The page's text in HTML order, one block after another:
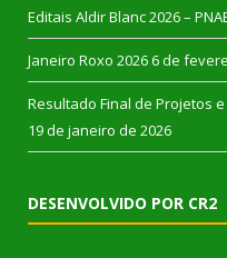
Editais Aldir Blanc 2026 –
Janeiro Roxo 2026 6 de
Resultado Final de Projetos
19 de janeiro de 2026
DESENVOLVIDO POR CR2